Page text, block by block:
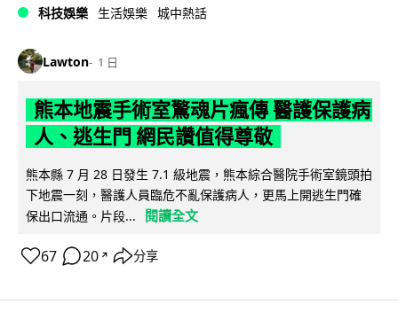
科技娛樂 生活娛樂 城中熱話
Lawton 1 日
熊本地震手術室驚魂片瘋傳 醫護保護病
人、逃生門 網民讚值得尊敬
熊本縣 7 月 28 日發生 7.1 級地震，熊本綜合醫院手術室鏡頭拍
下地震一刻，醫護人員臨危不亂保護病人，更馬上開逃生門確
保出口流通。片段...
閱讀全文
67 20 ↗ 分享